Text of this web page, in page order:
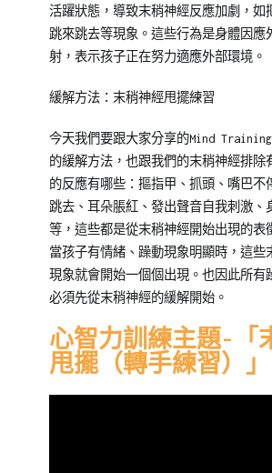
活躍狀態，導致末稍神經反應加劇，如
跳來跳去等現象。這些行為是身體因應
射，表示孩子正在努力適應外部環境。
緩解方法：末稍神經甩擺練習
今天我們要跟大家分享的Mind
的緩解方法，也跟我們的末稍神經排除
的反應有哪些：摳指甲、抓頭、嘴巴不
跳去、耳朵脹紅、發出聲音自我刺激、
等，這些都是從末稍神經開始出現的表
當孩子有情緒、躁動現象明顯時，這些
現象就會開始一個個出現。也因此所有
必須先從末稍神經的緩解開始。
心智力訓練主題-「
甩擺（轉手練習）」